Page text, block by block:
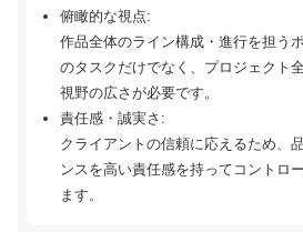
俯瞰的な視点:
作品全体のライン構成・進行を担う
のタスクだけでなく、プロジェクト
視野の広さが必要です。
責任感・誠実さ:
クライアントの信頼に応えるため、
ンスを高い責任感を持ってコントロ
ます。